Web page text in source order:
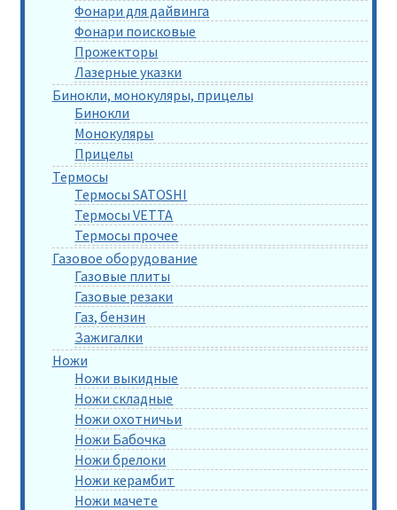
Фонари для дайвинга
Фонари поисковые
Прожекторы
Лазерные указки
Бинокли, монокуляры, прицелы
Бинокли
Монокуляры
Прицелы
Термосы
Термосы SATOSHI
Термосы VETTA
Термосы прочее
Газовое оборудование
Газовые плиты
Газовые резаки
Газ, бензин
Зажигалки
Ножи
Ножи выкидные
Ножи складные
Ножи охотничьи
Ножи Бабочка
Ножи брелоки
Ножи керамбит
Ножи мачете